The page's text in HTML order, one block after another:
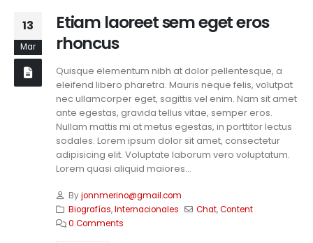
13
Mar
Etiam laoreet sem eget eros
rhoncus
Quisque elementum nibh at dolor pellentesque, a
eleifend libero pharetra. Mauris neque felis, volutpat
nec ullamcorper eget, sagittis vel enim. Nam sit amet
ante egestas, gravida tellus vitae, semper eros.
Nullam mattis mi at metus egestas, in porttitor lectus
sodales. Lorem ipsum dolor sit amet, consectetur
adipisicing elit. Voluptate laborum vero voluptatum.
Lorem quasi aliquid maiores...
Byjonnmerino@gmail.com
Biografías,Internacionales Chat,Content
0 Comments